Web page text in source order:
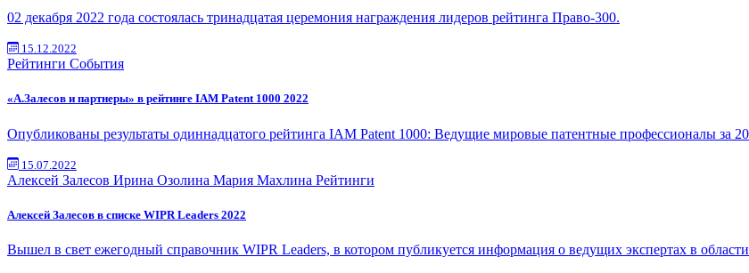
02 декабря 2022 года состоялась тринадцатая церемония награждения лидеров рейтинга Право-300.
15.12.2022
Рейтинги События
«А.Залесов и партнеры» в рейтинге IAM Patent 1000 2022
Опубликованы результаты одиннадцатого рейтинга IAM Patent 1000: Ведущие мировые патентные профессионалы за
15.07.2022
Алексей Залесов Ирина Озолина Мария Махлина Рейтинги
Алексей Залесов в списке WIPR Leaders 2022
Вышел в свет ежегодный справочник WIPR Leaders, в котором публикуется информация о ведущих экспертах в